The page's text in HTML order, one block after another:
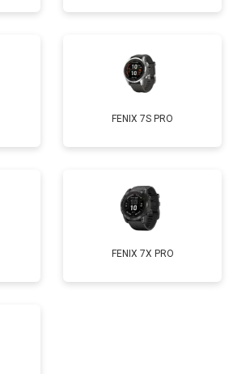
FENIX 7S PRO
FENIX 7X PRO